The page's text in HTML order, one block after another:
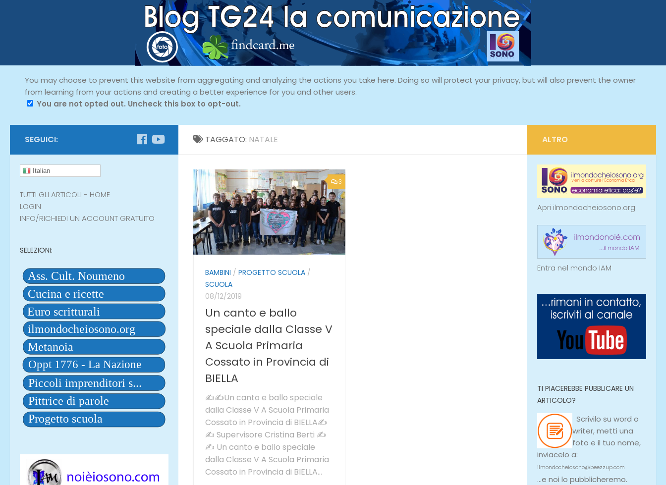
You may choose to prevent this website from aggregating and analyzing the actions you take here. Doing so will protect your privacy, but will also prevent the owner
from learning from your actions and creating a better experience for you and other users.
You are not opted out. Uncheck this box to opt-out.
TAGGATO: NATALE
3
BAMBINI / PROGETTO SCUOLA /
SCUOLA
08/12/2019
Un canto e ballo
speciale dalla Classe V
A Scuola Primaria
Cossato in Provincia di
BIELLA
✍✍Un canto e ballo speciale
dalla Classe V A Scuola Primaria
Cossato in Provincia di BIELLA✍
✍ Supervisore Cristina Berti ✍
✍ Un canto e ballo speciale
dalla Classe V A Scuola Primaria
Cossato in Provincia di BIELLA...
SEGUICI:
Italian
TUTTI GLI ARTICOLI - HOME
LOGIN
INFO/RICHIEDI UN ACCOUNT GRATUITO
SELEZIONI:
ALTRO
Apri ilmondocheiosono.org
Entra nel mondo IAM
TI PIACEREBBE PUBBLICARE UN
ARTICOLO?
Scrivilo su word o
writer, metti una
foto e il tuo nome,
inviacelo a:
ilmondocheiosono@beezzup.com
...e noi lo pubblicheremo.